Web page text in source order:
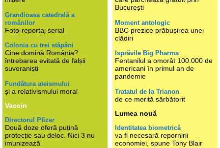
Grandioasa catedrală a
românilor
Foto-reportaj serial
Colonia cu trei stăpâni
Cine domină România?
întrebarea evitată de falșii
suveraniști
Fundătura ateismului
și a relativismului moral
Vaccin
Directorul Pfizer
Două doze oferă puțină
protecție sau deloc. Nici 3 nu
imunizează
București
Moment antologic
BBC prezice prăbușirea unei
clădiri
Isprăvile Big Pharma
Fentanilul a omorât 100.000 de
americani în primul an de
pandemie
Tratatul de la Trianon
de ce merită sărbătorit
Lumea nouă
Identitatea biometrică
va fi necesară repornirii
economiei, spune Tony Blair